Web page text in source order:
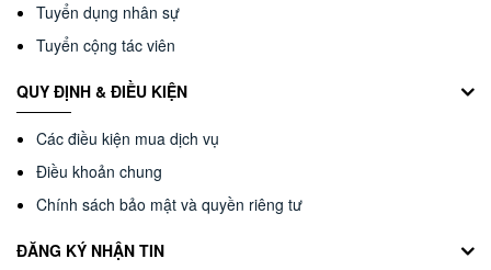
Tuyển dụng nhân sự
Tuyển cộng tác viên
QUY ĐỊNH & ĐIỀU KIỆN
Các điều kiện mua dịch vụ
Điều khoản chung
Chính sách bảo mật và quyền riêng tư
ĐĂNG KÝ NHẬN TIN